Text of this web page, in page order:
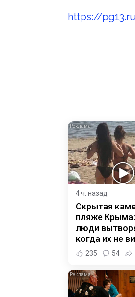
https://
4 ч. назад
Скрытая
пляже
люди
когда их не
235 54